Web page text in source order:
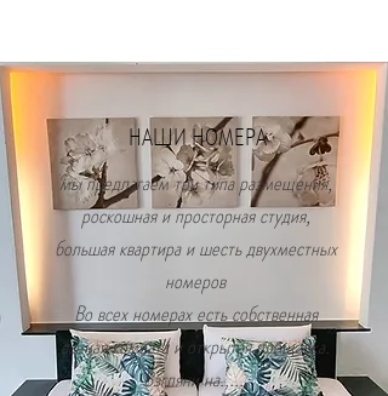
НАШИ НОМЕРА
мы предлагаем три типа размещения,
роскошная и просторная студия,
большая квартира и шесть двухместных
номеров
Во всех номерах есть собственная
ванная комната и открытая площадка.
Взгляни на......